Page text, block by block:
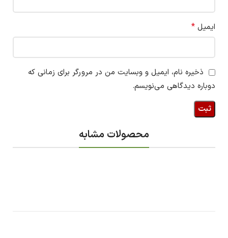
ایمیل *
ذخیره نام، ایمیل و وبسایت من در مرورگر برای زمانی که
دوباره دیدگاهی می‌نویسم.
محصولات مشابه